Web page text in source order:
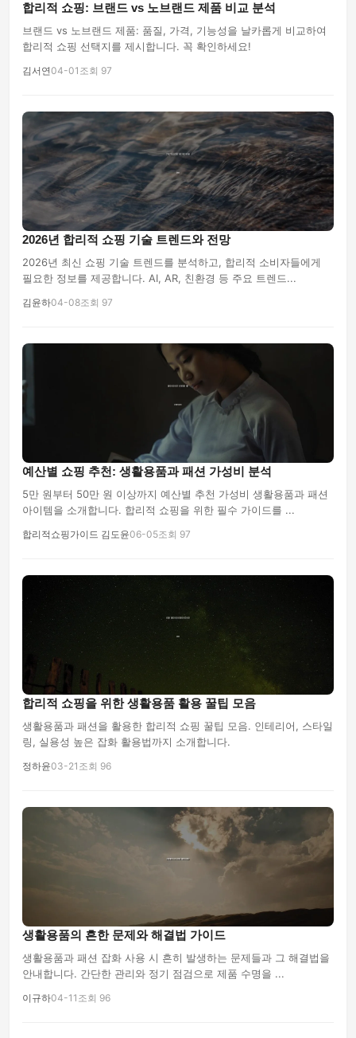
합리적 쇼핑: 브랜드 vs 노브랜드 제품 비교 분석
브랜드 vs 노브랜드 제품: 품질, 가격, 기능성을 날카롭게 비교하여
합리적 쇼핑 선택지를 제시합니다. 꼭 확인하세요!
김서연04-01 조회 97
2026년 합리적 쇼핑 기술 트렌드와 전망
2026년 최신 쇼핑 기술 트렌드를 분석하고, 합리적 소비자들에게
필요한 정보를 제공합니다. AI, AR, 친환경 등 주요 트렌드...
김윤하04-08조회 97
예산별 쇼핑 추천: 생활용품과 패션 가성비 분석
5만 원부터 50만 원 이상까지 예산별 추천 가성비 생활용품과 패션
아이템을 소개합니다. 합리적 쇼핑을 위한 필수 가이드를 ...
합리적쇼핑가이드 김도윤06-05조회 97
합리적 쇼핑을 위한 생활용품 활용 꿀팁 모음
생활용품과 패션을 활용한 합리적 쇼핑 꿀팁 모음. 인테리어, 스타일
링, 실용성 높은 잡화 활용법까지 소개합니다.
정하윤03-21 조회 96
생활용품의 흔한 문제와 해결법 가이드
생활용품과 패션 잡화 사용 시 흔히 발생하는 문제들과 그 해결법을
안내합니다. 간단한 관리와 정기 점검으로 제품 수명을 ...
이규하04-11 조회 96